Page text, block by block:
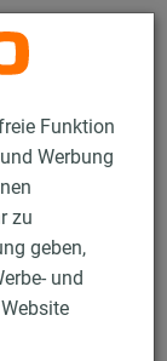
Funktion
Werbung
zu
geben,
und